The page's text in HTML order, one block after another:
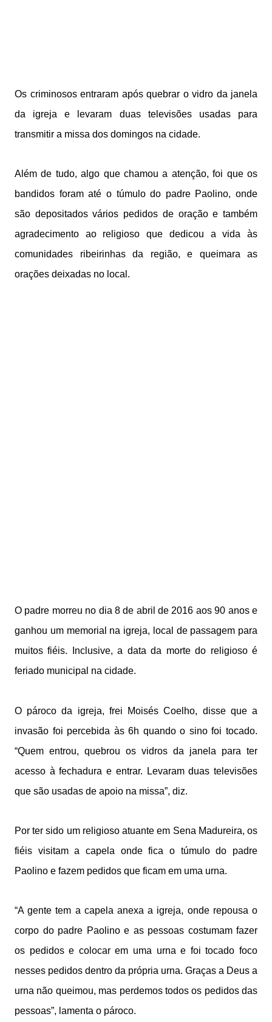
Os criminosos entraram após quebrar o vidro da janela
da igreja e levaram duas televisões usadas para
transmitir a missa dos domingos na cidade.
Além de tudo, algo que chamou a atenção, foi que os
bandidos foram até o túmulo do padre Paolino, onde
são depositados vários pedidos de oração e também
agradecimento ao religioso que dedicou a vida às
comunidades ribeirinhas da região, e queimara as
orações deixadas no local.
O padre morreu no dia 8 de abril de 2016 aos 90 anos e
ganhou um memorial na igreja, local de passagem para
muitos fiéis. Inclusive, a data da morte do religioso é
feriado municipal na cidade.
O pároco da igreja, frei Moisés Coelho, disse que a
invasão foi percebida às 6h quando o sino foi tocado.
“Quem entrou, quebrou os vidros da janela para ter
acesso à fechadura e entrar. Levaram duas televisões
que são usadas de apoio na missa”, diz.
Por ter sido um religioso atuante em Sena Madureira, os
fiéis visitam a capela onde fica o túmulo do padre
Paolino e fazem pedidos que ficam em uma urna.
“A gente tem a capela anexa a igreja, onde repousa o
corpo do padre Paolino e as pessoas costumam fazer
os pedidos e colocar em uma urna e foi tocado foco
nesses pedidos dentro da própria urna. Graças a Deus a
urna não queimou, mas perdemos todos os pedidos das
pessoas”, lamenta o pároco.